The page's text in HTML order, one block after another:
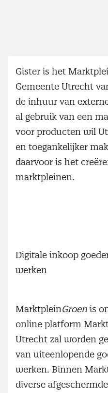
Gister is het
Gemeente Utrecht
de inhuur van
al gebruik van een
voor producten wil
en toegankelijker
daarvoor is het
marktpleinen.
Digitale inkoop
werken
MarktpleinGroen is
online platform
Utrecht zal worden
van uiteenlopende
werken. Binnen
diverse